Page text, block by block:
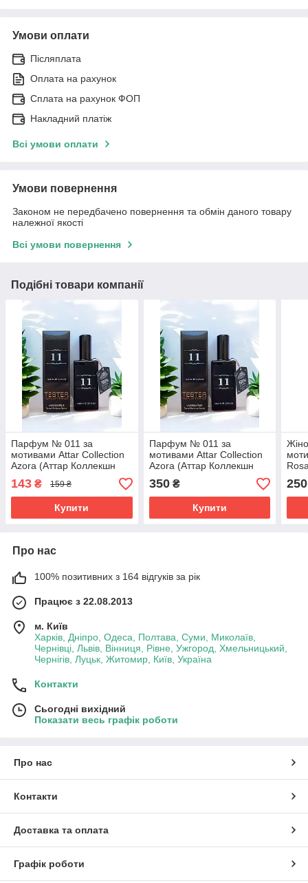
Умови оплати
Післяплата
Оплата на рахунок
Сплата на рахунок ФОП
Накладний платіж
Всі умови оплати
Умови повернення
Законом не передбачено повернення та обмін даного товару
належної якості
Всі умови повернення
Подібні товари компанії
Парфум № 011 за
мотивами Attar Collection
Azora (Аттар Коллекшн
Азора) 65 мл
143 ₴ 159 ₴
Купити
Парфум № 011 за
мотивами Attar Collection
Azora (Аттар Коллекшн
Азора) 65 мл
350₴
Купити
мл
250
Про нас
100% позитивних з 164 відгуків за рік
Працює з 22.08.2013
м. Київ
Харків, Дніпро, Одеса, Полтава, Суми, Миколаїв,
Чернівці, Львів, Вінниця, Рівне, Ужгород, Хмельницький,
Чернігів, Луцьк, Житомир, Київ, Україна
Контакти
Сьогодні вихідний
Показати весь графік роботи
Про нас
Контакти
Доставка та оплата
Графік роботи